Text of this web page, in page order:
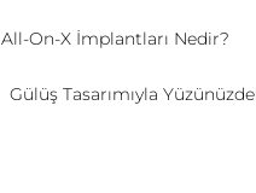
All-On-X İmplantları Nedir?
Gülüş Tasarımıyla